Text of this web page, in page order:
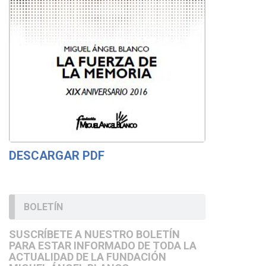
DESCARGAR PDF
BOLETÍN
SUSCRÍBETE A NUESTRO BOLETÍN
PARA ESTAR INFORMADO DE TODA LA
ACTUALIDAD DE LA FUNDACIÓN